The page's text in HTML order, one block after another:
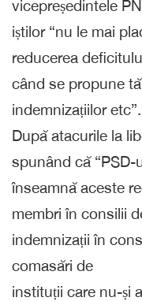
vicepreședintele
iștilor “nu le mai
reducerea
când se propune
indemnizațiilor etc”.
După atacurile la
spunând că
înseamnă aceste
membri în consilii
indemnizații în
comasări de
instituții care nu-și